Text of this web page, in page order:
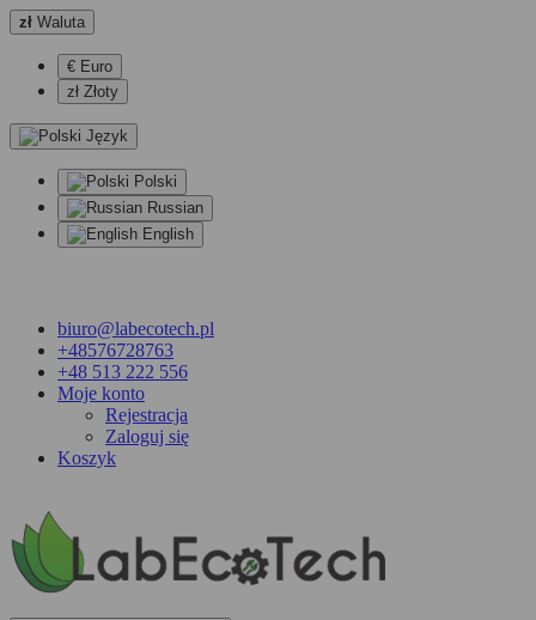
zł Waluta
€ Euro
zł Złoty
Język
Polski
Russian
English
biuro@labecotech.pl
+48576728763
+48 513 222 556
Moje konto
Rejestracja
Zaloguj się
Koszyk